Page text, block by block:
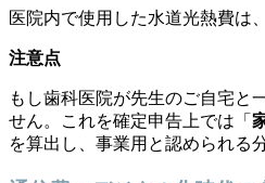
医院内で使用した水道光熱費は
注意点
もし歯科医院が先生のご自宅と
せん。これを確定申告上では「
を算出し、事業用と認められる